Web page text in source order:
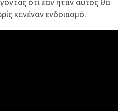
ότι εάν ήταν αυτός θα
κανέναν ενδοιασμό.